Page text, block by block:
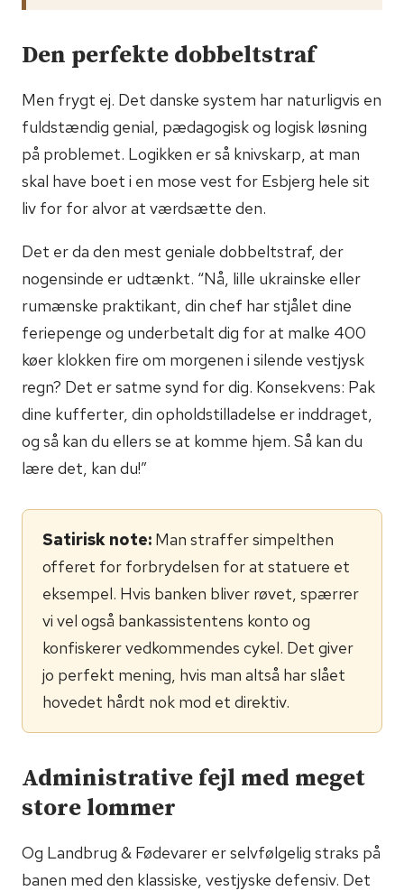
Den perfekte dobbeltstraf
Men frygt ej. Det danske system har naturligvis en
fuldstændig genial, pædagogisk og logisk løsning
på problemet. Logikken er så knivskarp, at man
skal have boet i en mose vest for Esbjerg hele sit
liv for for alvor at værdsætte den.
Det er da den mest geniale dobbeltstraf, der
nogensinde er udtænkt. “Nå, lille ukrainske eller
rumænske praktikant, din chef har stjålet dine
feriepenge og underbetalt dig for at malke 400
køer klokken fire om morgenen i silende vestjysk
regn? Det er satme synd for dig. Konsekvens: Pak
dine kufferter, din opholdstilladelse er inddraget,
og så kan du ellers se at komme hjem. Så kan du
lære det, kan du!”
Satirisk note: Man straffer simpelthen
offeret for forbrydelsen for at statuere et
eksempel. Hvis banken bliver røvet, spærrer
vi vel også bankassistentens konto og
konfiskerer vedkommendes cykel. Det giver
jo perfekt mening, hvis man altså har slået
hovedet hårdt nok mod et direktiv.
Administrative fejl med meget
store lommer
Og Landbrug & Fødevarer er selvfølgelig straks på
banen med den klassiske, vestjyske defensiv. Det